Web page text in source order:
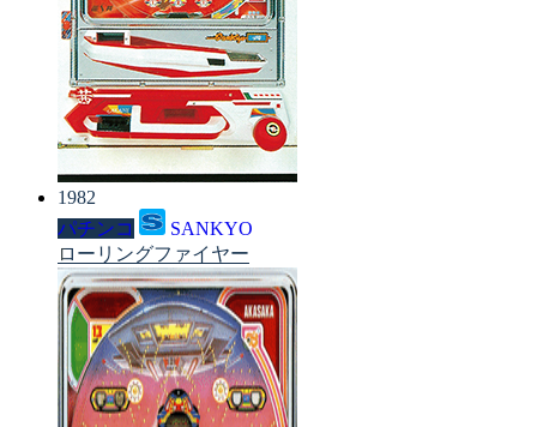
1982
パチンコ
SANKYO
ローリングファイヤー